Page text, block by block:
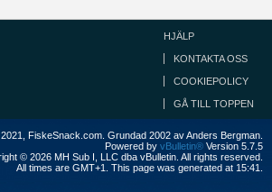
HJÄLP
KONTAKTA OSS
COOKIEPOLICY
GÅ TILL TOPPEN
FiskeSnack.com. Grundad 2002 av Anders Bergman.
Powered by vBulletin® Version 5.7.5
© 2026 MH Sub I, LLC dba vBulletin. All rights reserved.
All times are GMT+1. This page was generated at 15:41.